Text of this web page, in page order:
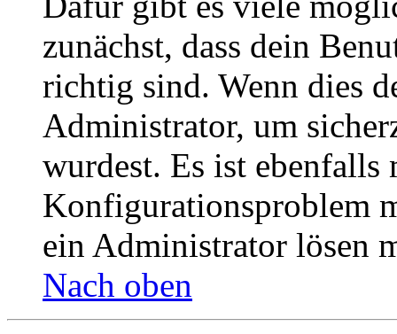
zunächst, dass dein
richtig sind. Wenn dies
Administrator, um
wurdest. Es ist ebenfalls
Konfigurationsproblem
ein Administrator lösen
Nach oben